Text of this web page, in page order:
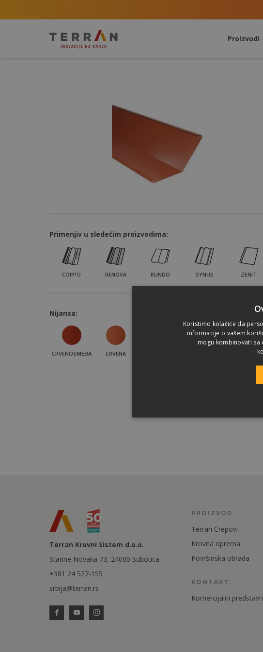
Proizvodi
Primenjiv u sledećim proizvodima:
COPPO RENOVA RUNDO SYNUS ZENIT
Nijansa:
CRVENOSMEĐA CRVENA
Terran Krovni Sistem d.o.o.
Starine Novaka 73, 24000 Subotica
+381 24 527-155
srbija@terran.rs
PROIZVOD
Terran Crepovi
Krovna oprema
Površinska obrada
KONTAKT
Komercijalni
Koristimo kolačiće da
informacije o vašem
mogu kombinovati sa